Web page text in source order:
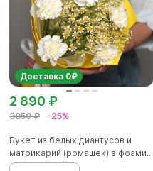
Доставка 0₽
3850 ₽ -25%
2 890 ₽
Букет из белых диантусов и
матрикарий (ромашек) в фоами...